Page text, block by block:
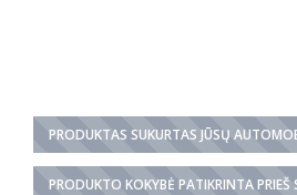
PRODUKTAS SUKURTAS JŪSŲ
PRODUKTO KOKYBĖ PATIKRINTA PRIEŠ